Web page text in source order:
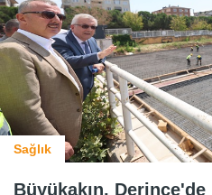
Sağlık
Büyükakın, Derince'de